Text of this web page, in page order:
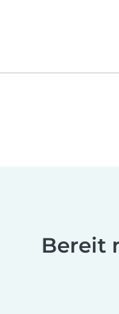
Bereit